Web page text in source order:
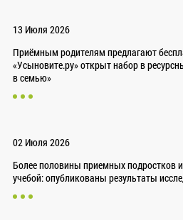
13 Июля 2026
Приёмным родителям предлагают
«Усыновите.ру» открыт набор в
в семью»
02 Июля 2026
Более половины приемных подростков
учебой: опубликованы результаты